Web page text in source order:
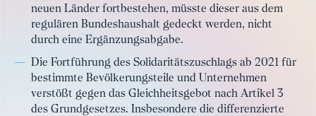
neuen Länder fortbestehen, müsste dieser aus dem
regulären Bundeshaushalt gedeckt werden, nicht
durch eine Ergänzungsabgabe.
Die Fortführung des Solidaritätszuschlags ab 2021 für
bestimmte Bevölkerungsteile und Unternehmen
verstößt gegen das Gleichheitsgebot nach Artikel 3
des Grundgesetzes. Insbesondere die differenzierte